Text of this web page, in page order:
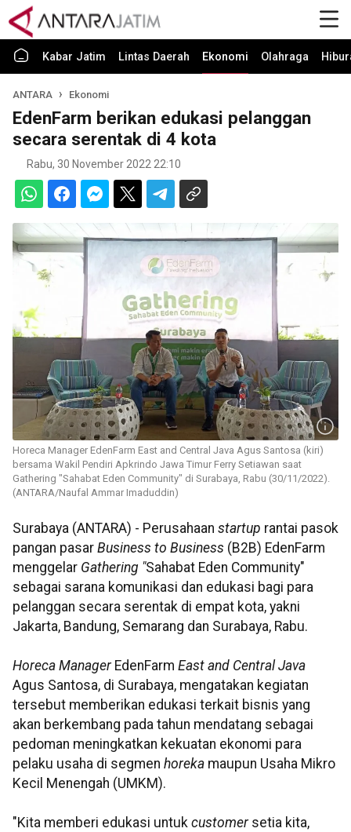
Kabar Jatim Lintas Daerah Ekonomi Olahraga
ANTARA Ekonomi
EdenFarm berikan edukasi pelanggan
secara serentak di 4 kota
Rabu, 30 November 2022 22:10
Horeca Manager EdenFarm East and Central Java Agus Santosa (kiri)
bersama Wakil Pendiri Apkrindo Jawa Timur Ferry Setiawan saat
Gathering "Sahabat Eden Community" di Surabaya, Rabu (30/11/2022).
(ANTARA/Naufal Ammar Imaduddin)
Surabaya (ANTARA) - Perusahaan startup rantai pasok
pangan pasar Business to Business (B2B) EdenFarm
menggelar Gathering "Sahabat Eden Community"
sebagai sarana komunikasi dan edukasi bagi para
pelanggan secara serentak di empat kota, yakni
Jakarta, Bandung, Semarang dan Surabaya, Rabu.
Horeca ManagerEdenFarm East and Central Java
Agus Santosa, di Surabaya, mengatakan kegiatan
tersebut memberikan edukasi terkait bisnis yang
akan berkembang pada tahun mendatang sebagai
pedoman meningkatkan kekuatan ekonomi para
pelaku usaha di segmen horeka maupun Usaha Mikro
Kecil Menengah (UMKM).
"Kita memberi edukasi untuk customer setia kita,